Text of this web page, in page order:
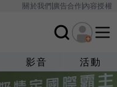
關於我們廣告合作內容授權
影音 活動